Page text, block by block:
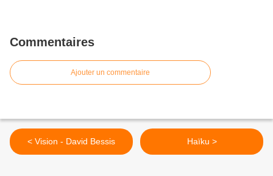
Commentaires
Ajouter un commentaire
< Vision - David Bessis Haïku >